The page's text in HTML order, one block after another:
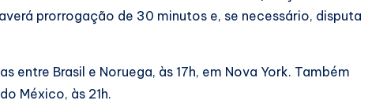
prorrogação de 30 minutos e, se necessário, disputa
entre Brasil e Noruega, às 17h, em Nova York. Também
México, às 21h.